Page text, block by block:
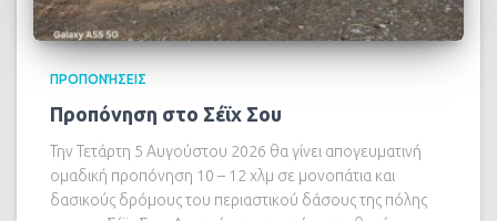
ΠΡΟΠΟΝΉΣΕΙΣ
Προπόνηση στο Σέϊχ Σου
Την Τετάρτη 5 Αυγούστου 2026 θα γίνει απογευματινή
ομαδική προπόνηση 10 – 12 χλμ σε μονοπάτια και
δασικούς δρόμους του περιαστικού δάσους της πόλης